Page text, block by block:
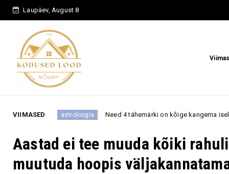
Laupäev, August 8
VIIMASEDNeed 4 tähemärki on kõige kangema iseloomuga – neid
Aastad ei tee muuda kõiki
muutuda hoopis